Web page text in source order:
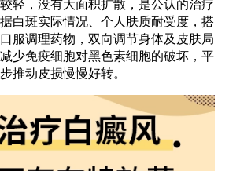
轻，没有大面积扩散，是公认的治疗
白斑实际情况、个人肤质耐受度，搭
服调理药物，双向调节身体及皮肤局
少免疫细胞对黑色素细胞的破坏，平
推动皮损慢慢好转。